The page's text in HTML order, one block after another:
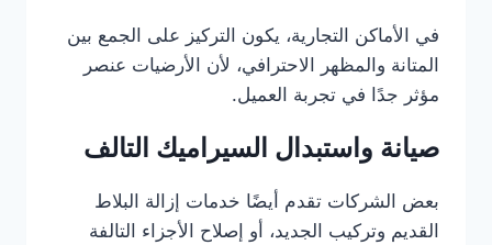
في الأماكن التجارية، يكون التركيز على الجمع بين
المتانة والمظهر الاحترافي، لأن الأرضيات عنصر
مؤثر جدًا في تجربة العميل.
صيانة واستبدال السيراميك التالف
بعض الشركات تقدم أيضًا خدمات إزالة البلاط
القديم وتركيب الجديد، أو إصلاح الأجزاء التالفة